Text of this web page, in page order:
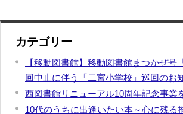
カテゴリー
【移動図書館】移動図書館まつかぜ号
回中止に伴う「二宮小学校」巡回のお
西図書館リニューアル10周年記念事業
10代のうちに出逢いたい本～心に残る